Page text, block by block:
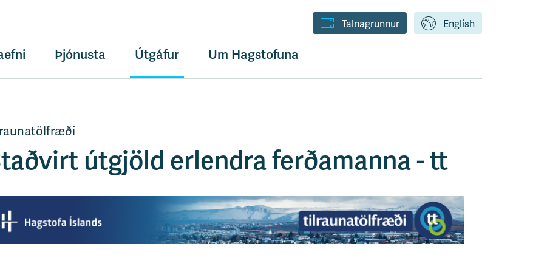
English
Talnagrunnur
Þjónusta Útgáfur Um Hagstofuna
útgjöld erlendra ferðamanna - tt